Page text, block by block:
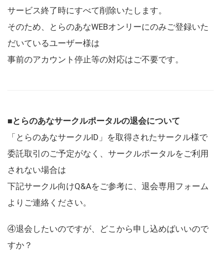
サービス終了時にすべて削除いたします。
そのため、とらのあなWEBオンリーにのみご登録いた
だいているユーザー様は
事前のアカウント停止等の対応はご不要です。
■とらのあなサークルポータルの退会について
「とらのあなサークルID」を取得されたサークル様で
委託取引のご予定がなく、サークルポータルをご利用
されない場合は
下記サークル向けQ&Aをご参考に、退会専用フォーム
よりご連絡ください。
④退会したいのですが、どこから申し込めばいいので
すか？